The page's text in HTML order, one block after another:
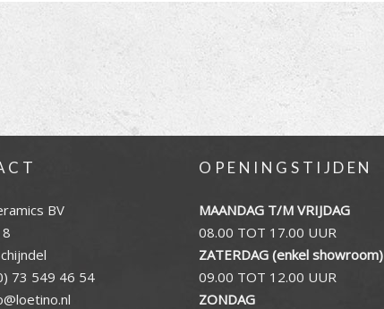
BV
73 549 46 54
OPENINGSTIJDEN
MAANDAG T/M VRIJDAG
08.00 TOT 17.00 UUR
ZATERDAG (enkel showroom)
09.00 TOT 12.00 UUR
ZONDAG